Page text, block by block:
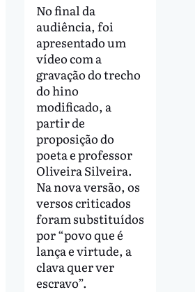
No final da
audiência, foi
apresentado um
vídeo com a
gravação do trecho
do hino
modificado, a
partir de
proposição do
poeta e professor
Oliveira Silveira.
Na nova versão, os
versos criticados
foram substituídos
por “povo que é
lança e virtude, a
clava quer ver
escravo”.